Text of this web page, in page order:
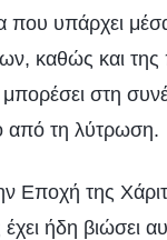
που υπάρχει
καθώς και της
στη
από τη λύτρωση.
Εποχή της
ήδη βιώσει